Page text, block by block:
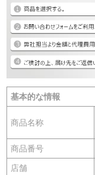
基本的な情報
商品名称
商品番号
店舗